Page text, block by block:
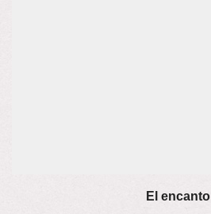
El encanto